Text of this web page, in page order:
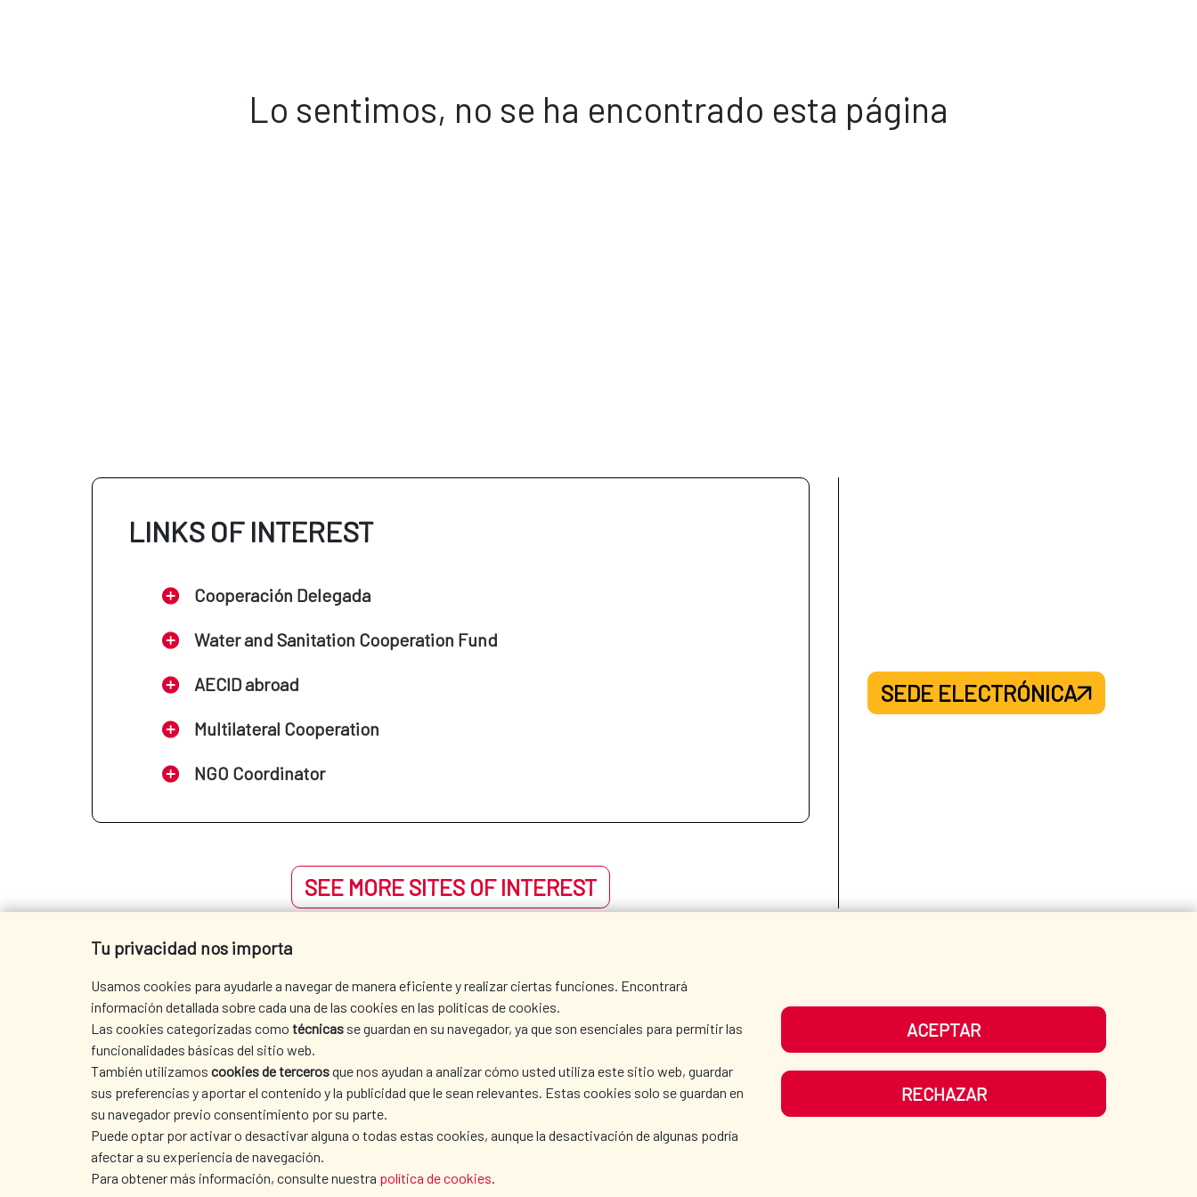
Lo sentimos, no se ha encontrado esta página
LINKS OF INTEREST
Cooperación Delegada
Water and Sanitation Cooperation Fund
AECID abroad
Multilateral Cooperation
NGO Coordinator
SEE MORE SITES OF INTEREST
SEDE ELECTRÓNICA
Fecha de modificación de la página: 15/06/2026
Tu privacidad nos importa
Usamos cookies para ayudarle a navegar de manera eficiente y realizar ciertas funciones. Encontrará
información detallada sobre cada una de las cookies en las políticas de cookies.
Las cookies categorizadas como técnicas se guardan en su navegador, ya que son esenciales para permitir las
funcionalidades básicas del sitio web.
También utilizamos cookies de tercerosque nos ayudan a analizar cómo usted utiliza este sitio web, guardar
sus preferencias y aportar el contenido y la publicidad que le sean relevantes. Estas cookies solo se guardan en
su navegador previo consentimiento por su parte.
Puede optar por activar o desactivar alguna o todas estas cookies, aunque la desactivación de algunas podría
afectar a su experiencia de navegación.
Para obtener más información, consulte nuestra política de cookies.
ACEPTAR
RECHAZAR
SEDE AECID